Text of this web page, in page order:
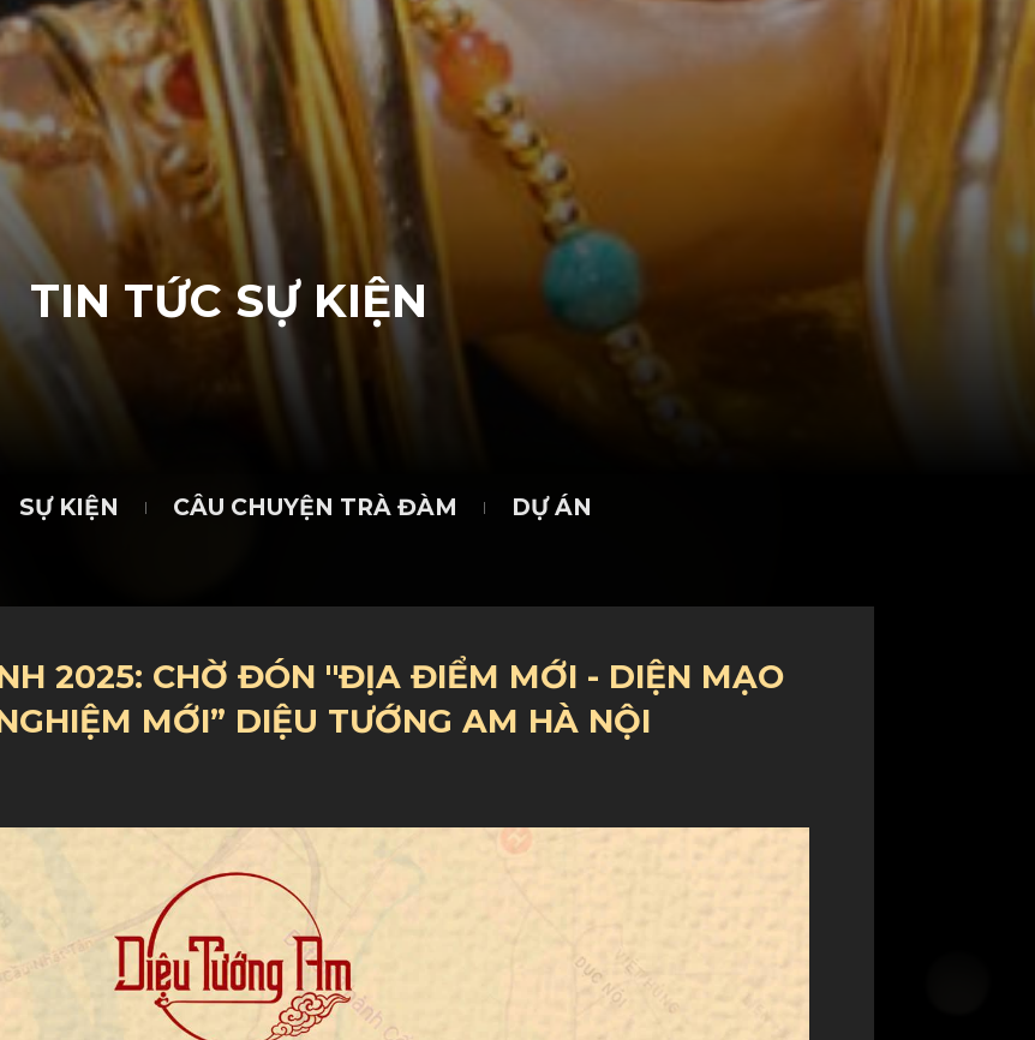
TIN TỨC SỰ KIỆN
SỰ KIỆN CÂU CHUYỆN TRÀ ĐÀM DỰ ÁN
2025: CHỜ ĐÓN "ĐỊA ĐIỂM MỚI - DIỆN MẠO
MỚI” DIỆU TƯỚNG AM HÀ NỘI